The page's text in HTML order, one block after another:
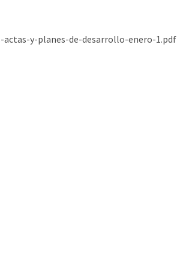
y-planes-de-desarrollo-enero-1.pdf